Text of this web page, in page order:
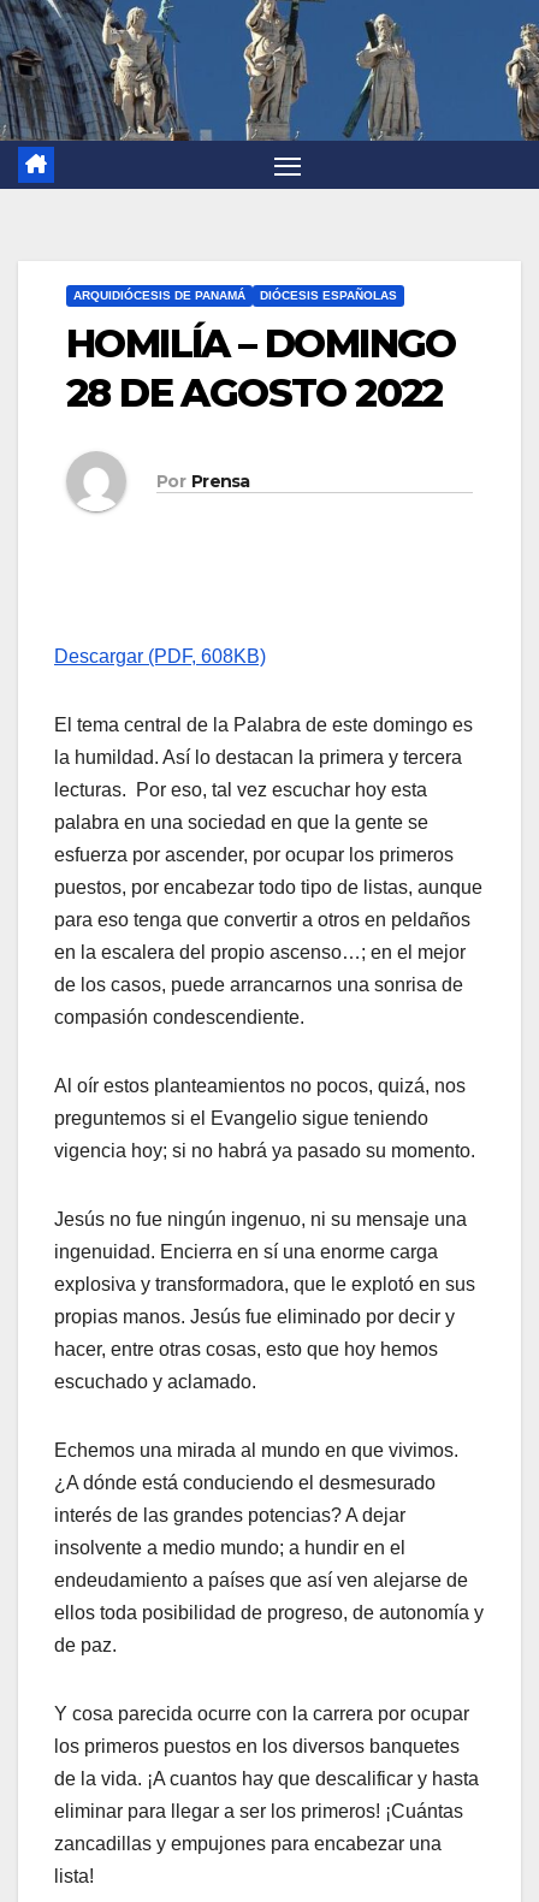
ARQUIDIÓCESIS DE PANAMÁ DIÓCESIS ESPAÑOLAS
HOMILÍA – DOMINGO
28 DE AGOSTO 2022
Por Prensa
Descargar (PDF, 608KB)
El tema central de la Palabra de este domingo es
la humildad. Así lo destacan la primera y tercera
lecturas. Por eso, tal vez escuchar hoy esta
palabra en una sociedad en que la gente se
esfuerza por ascender, por ocupar los primeros
puestos, por encabezar todo tipo de listas, aunque
para eso tenga que convertir a otros en peldaños
en la escalera del propio ascenso…; en el mejor
de los casos, puede arrancarnos una sonrisa de
compasión condescendiente.
Al oír estos planteamientos no pocos, quizá, nos
preguntemos si el Evangelio sigue teniendo
vigencia hoy; si no habrá ya pasado su momento.
Jesús no fue ningún ingenuo, ni su mensaje una
ingenuidad. Encierra en sí una enorme carga
explosiva y transformadora, que le explotó en sus
propias manos. Jesús fue eliminado por decir y
hacer, entre otras cosas, esto que hoy hemos
escuchado y aclamado.
Echemos una mirada al mundo en que vivimos.
¿A dónde está conduciendo el desmesurado
interés de las grandes potencias? A dejar
insolvente a medio mundo; a hundir en el
endeudamiento a países que así ven alejarse de
ellos toda posibilidad de progreso, de autonomía y
de paz.
Y cosa parecida ocurre con la carrera por ocupar
los primeros puestos en los diversos banquetes
de la vida. ¡A cuantos hay que descalificar y hasta
eliminar para llegar a ser los primeros! ¡Cuántas
zancadillas y empujones para encabezar una
lista!